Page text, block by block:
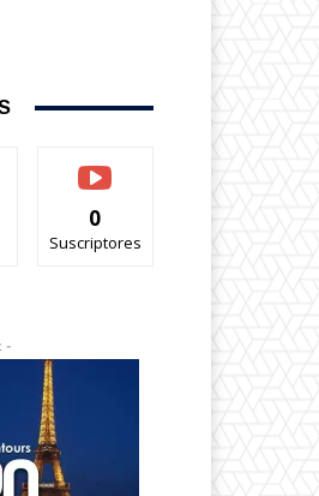
0
Suscriptores
-